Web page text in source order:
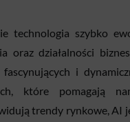
technologia szybko
oraz działalności
i
które pomagają
trendy rynkowe, AI